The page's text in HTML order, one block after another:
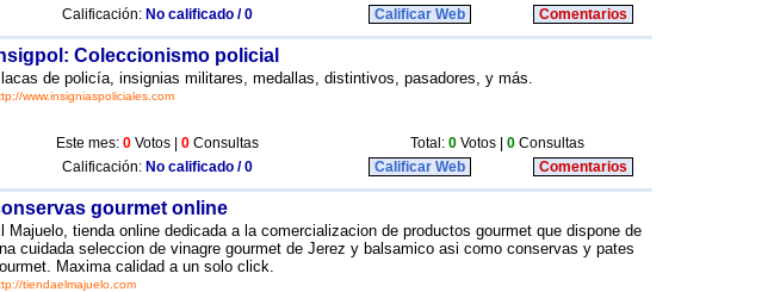
Calificación: No calificado / 0 Calificar Web Comentarios
Coleccionismo policial
de policía, insignias militares, medallas, distintivos, pasadores, y más.
www.insigniaspoliciales.com
Este mes: 0 Votos | 0 Consultas Total: 0 Votos | 0 Consultas
Calificación: No calificado / 0 Calificar Web Comentarios
gourmet online
Majuelo, tienda online dedicada a la comercializacion de productos gourmet que dispone de
cuidada seleccion de vinagre gourmet de Jerez y balsamico asi como conservas y pates
Maxima calidad a un solo click.
tiendaelmajuelo.com